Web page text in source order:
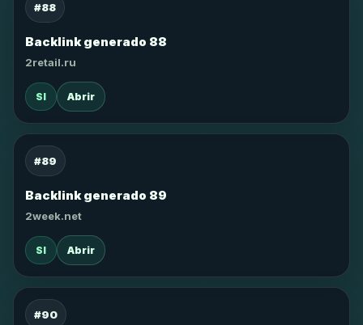
#88
Backlink generado 88
2retail.ru
SI Abrir
#89
Backlink generado 89
2week.net
SI Abrir
#90